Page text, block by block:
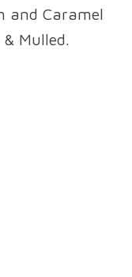
and Caramel
Mulled.